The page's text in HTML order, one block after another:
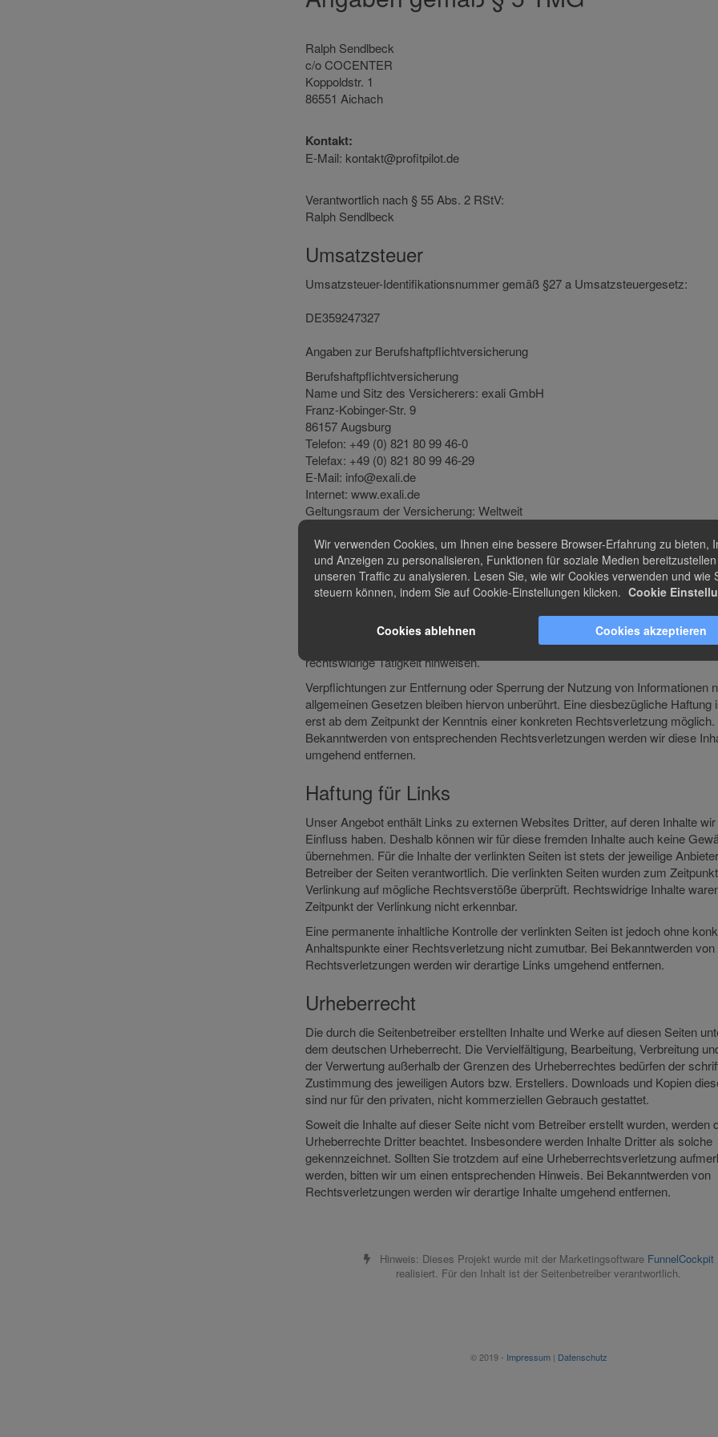
Ralph Sendlbeck
c/o COCENTER
Koppoldstr. 1
86551 Aichach
Kontakt:
E-Mail: kontakt@profitpilot.de
Verantwortlich nach § 55 Abs. 2 RStV:
Ralph Sendlbeck
Umsatzsteuer
Umsatzsteuer-Identifikationsnummer gemäß §27 a Umsatzsteuergesetz:
DE359247327
Angaben zur Berufshaftpflichtversicherung
Berufshaftpflichtversicherung
Name und Sitz des Versicherers: exali GmbH
Franz-Kobinger-Str. 9
86157 Augsburg
Telefon: +49 (0) 821 80 99 46-0
Telefax: +49 (0) 821 80 99 46-29
E-Mail: info@exali.de
Internet: www.exali.de
Geltungsraum der Versicherung: Weltweit
Haftung für Inhalte
Als Diensteanbieter sind wir gemäß § 7 Abs.1 TMG für eigene Inhalte auf
Diensteanbieter jedoch nicht verpflichtet, übermittelte oder gespeicherte fremde
Informationen zu überwachen oder nach Umständen zu forschen, die auf eine
rechtswidrige Tätigkeit hinweisen.
Verpflichtungen zur Entfernung oder Sperrung der Nutzung von Informationen
allgemeinen Gesetzen bleiben hiervon unberührt. Eine diesbezügliche Haftung
erst ab dem Zeitpunkt der Kenntnis einer konkreten Rechtsverletzung möglich.
Bekanntwerden von entsprechenden Rechtsverletzungen werden wir diese
umgehend entfernen.
Haftung für Links
Unser Angebot enthält Links zu externen Websites Dritter, auf deren Inhalte
Einfluss haben. Deshalb können wir für diese fremden Inhalte auch keine
übernehmen. Für die Inhalte der verlinkten Seiten ist stets der jeweilige
Betreiber der Seiten verantwortlich. Die verlinkten Seiten wurden zum
Verlinkung auf mögliche Rechtsverstöße überprüft. Rechtswidrige Inhalte
Zeitpunkt der Verlinkung nicht erkennbar.
Eine permanente inhaltliche Kontrolle der verlinkten Seiten ist jedoch ohne
Anhaltspunkte einer Rechtsverletzung nicht zumutbar. Bei Bekanntwerden von
Rechtsverletzungen werden wir derartige Links umgehend entfernen.
Urheberrecht
Die durch die Seitenbetreiber erstellten Inhalte und Werke auf diesen Seiten
dem deutschen Urheberrecht. Die Vervielfältigung, Bearbeitung, Verbreitung
der Verwertung außerhalb der Grenzen des Urheberrechtes bedürfen der
Zustimmung des jeweiligen Autors bzw. Erstellers. Downloads und Kopien
sind nur für den privaten, nicht kommerziellen Gebrauch gestattet.
Soweit die Inhalte auf dieser Seite nicht vom Betreiber erstellt wurden, werden
Urheberrechte Dritter beachtet. Insbesondere werden Inhalte Dritter als solche
gekennzeichnet. Sollten Sie trotzdem auf eine Urheberrechtsverletzung
werden, bitten wir um einen entsprechenden Hinweis. Bei Bekanntwerden von
Rechtsverletzungen werden wir derartige Inhalte umgehend entfernen.
Hinweis: Dieses Projekt wurde mit der Marketingsoftware FunnelCockpit
realisiert. Für den Inhalt ist der Seitenbetreiber verantwortlich.
© 2019 - Impressum| Datenschutz
Wir verwenden Cookies, um Ihnen eine bessere Browser-Erfahrung zu bieten,
und Anzeigen zu personalisieren, Funktionen für soziale Medien
unseren Traffic zu analysieren. Lesen Sie, wie wir Cookies verwenden und wie
steuern können, indem Sie auf Cookie-Einstellungen klicken. Cookie
Cookies ablehnen Cookies akzeptieren